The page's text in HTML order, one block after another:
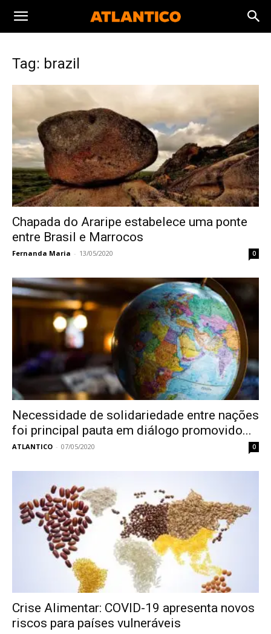
Tag: brazil
Chapada do Araripe estabelece uma ponte
entre Brasil e Marrocos
Fernanda Maria - 13/05/2020 0
Necessidade de solidariedade entre nações
foi principal pauta em diálogo promovido...
ATLANTICO - 07/05/2020 0
Crise Alimentar: COVID-19 apresenta novos
riscos para países vulneráveis